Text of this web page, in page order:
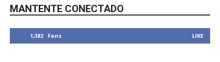
MANTENTE CONECTADO
1,382 Fans LIKE